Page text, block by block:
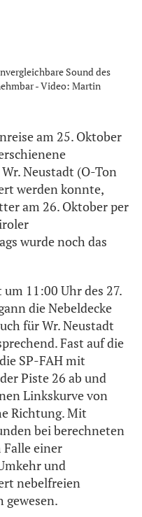
Sound des
- Video: Martin
am 25. Oktober
Neustadt (O-Ton
werden konnte,
am 26. Oktober per
wurde noch das
11:00 Uhr des 27.
die Nebeldecke
für Wr. Neustadt
Fast auf die
SP-FAH mit
Piste 26 ab und
Linkskurve von
Richtung. Mit
bei berechneten
Falle einer
und
nebelfreien